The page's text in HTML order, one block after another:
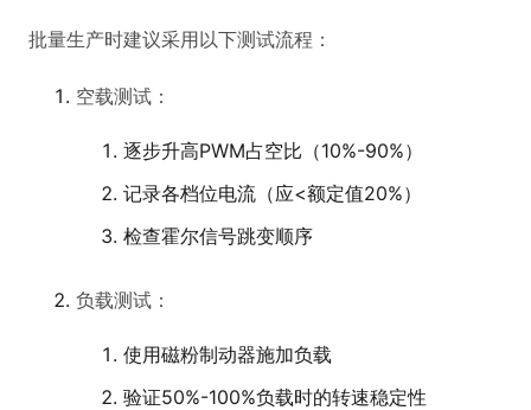
批量生产时建议采用以下测试流程：
空载测试：
逐步升高PWM占空比（10%-90%）
记录各档位电流（应<额定值20%）
检查霍尔信号跳变顺序
负载测试：
使用磁粉制动器施加负载
验证50%-100%负载时的转速稳定性